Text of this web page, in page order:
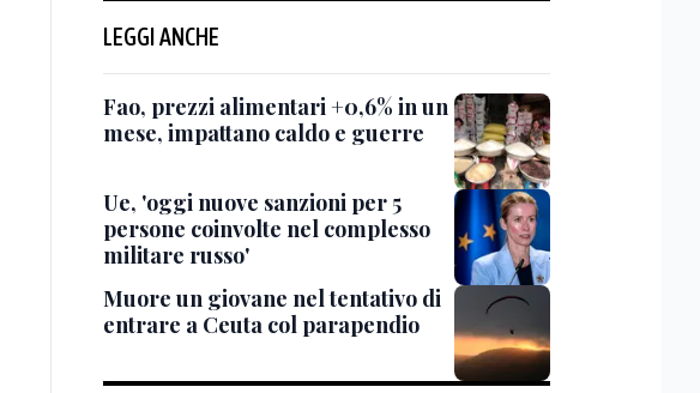
LEGGI ANCHE
Fao, prezzi alimentari +0,6% in un
mese, impattano caldo e guerre
Ue, 'oggi nuove sanzioni per 5
persone coinvolte nel complesso
militare russo'
Muore un giovane nel tentativo di
entrare a Ceuta col parapendio